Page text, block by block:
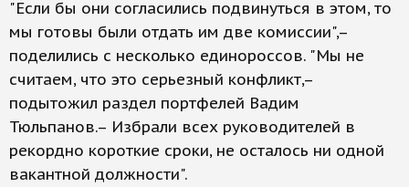
"Если бы они согласились подвинуться в этом, то
мы готовы были отдать им две комиссии",–
поделились с несколько единороссов. "Мы не
считаем, что это серьезный конфликт,–
подытожил раздел портфелей Вадим
Тюльпанов.– Избрали всех руководителей в
рекордно короткие сроки, не осталось ни одной
вакантной должности".